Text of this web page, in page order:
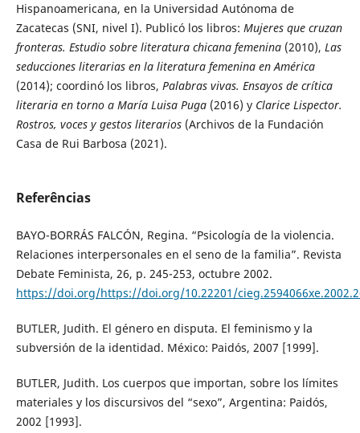
Hispanoamericana, en la Universidad Autónoma de
Zacatecas (SNI, nivel I). Publicó los libros: Mujeres que cruzan
fronteras. Estudio sobre literatura chicana femenina(2010), Las
seducciones literarias en la literatura femenina en América
(2014); coordinó los libros, Palabras vivas. Ensayos de crítica
literaria en torno a María Luisa Puga(2016) y Clarice Lispector.
Rostros, voces y gestos literarios(Archivos de la Fundación
Casa de Rui Barbosa (2021).
Referências
BAYO-BORRÁS FALCÓN, Regina. “Psicología de la violencia.
Relaciones interpersonales en el seno de la familia”. Revista
Debate Feminista, 26, p. 245-253, octubre 2002.
https://doi.org/https://doi.org/10.22201/
BUTLER, Judith. El género en disputa. El feminismo y la
subversión de la identidad. México: Paidós, 2007 [1999].
BUTLER, Judith. Los cuerpos que importan, sobre los límites
materiales y los discursivos del “sexo”, Argentina: Paidós,
2002 [1993].